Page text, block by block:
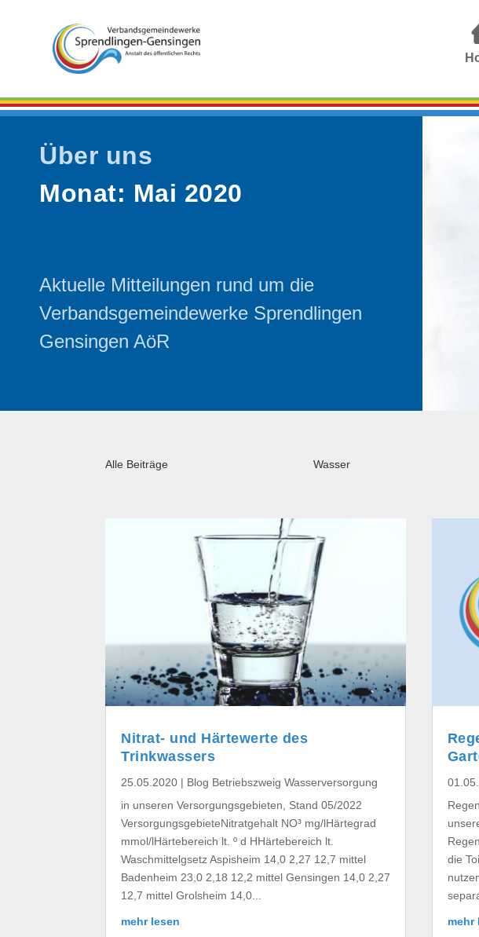
Über uns
Monat: Mai 2020
Aktuelle Mitteilungen rund um die
Verbandsgemeindewerke Sprendlingen
Gensingen AöR
Alle Beiträge Wasser
Nitrat- und Härtewerte des
Trinkwassers
25.05.2020 | Blog Betriebszweig Wasserversorgung
in unseren Versorgungsgebieten, Stand 05/2022
VersorgungsgebieteNitratgehalt NO³ mg/lHärtegrad
mmol/lHärtebereich lt. º d HHärtebereich lt.
Waschmittelgsetz Aspisheim 14,0 2,27 12,7 mittel
Badenheim 23,0 2,18 12,2 mittel Gensingen 14,0 2,27
12,7 mittel Grolsheim 14,0...
mehr lesen
die
mehr